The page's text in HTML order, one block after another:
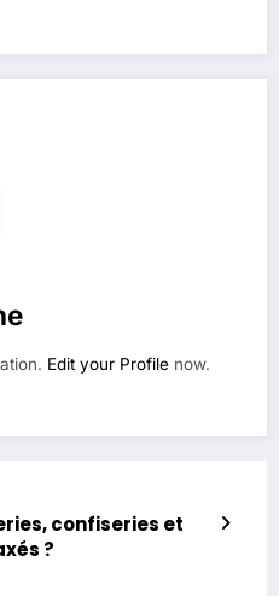
Edit your Profile now.
confiseries et
?